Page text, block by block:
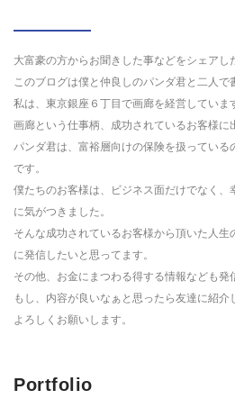
大富豪の方からお聞きした事などをシェアし
このブログは僕と仲良しのパンダ君と二人で
私は、東京銀座６丁目で画廊を経営していま
画廊という仕事柄、成功されているお客様に
パンダ君は、富裕層向けの保険を扱っている
です。
僕たちのお客様は、ビジネス面だけでなく、
に気がつきました。
そんな成功されているお客様から頂いた人
に発信したいと思ってます。
その他、お金にまつわる得する情報なども発
もし、内容が良いなぁと思ったら友達に紹介
よろしくお願いします。
Portfolio